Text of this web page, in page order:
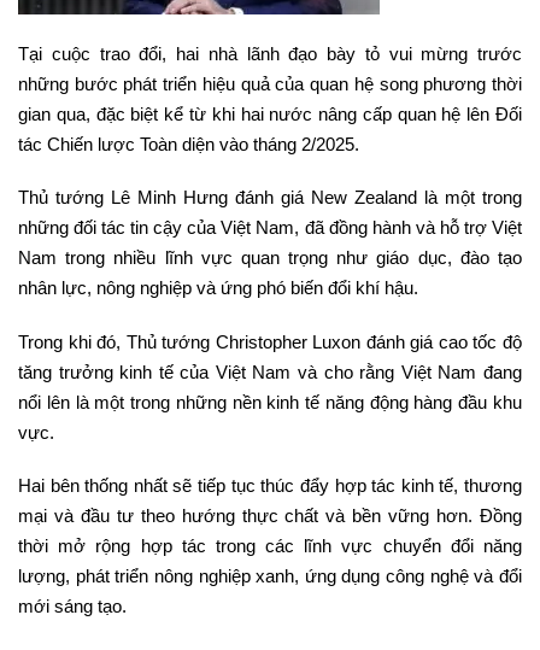
Tại cuộc trao đổi, hai nhà lãnh đạo bày tỏ vui mừng trước
những bước phát triển hiệu quả của quan hệ song phương thời
gian qua, đặc biệt kể từ khi hai nước nâng cấp quan hệ lên Đối
tác Chiến lược Toàn diện vào tháng 2/2025.
Thủ tướng Lê Minh Hưng đánh giá New Zealand là một trong
những đối tác tin cậy của Việt Nam, đã đồng hành và hỗ trợ Việt
Nam trong nhiều lĩnh vực quan trọng như giáo dục, đào tạo
nhân lực, nông nghiệp và ứng phó biến đổi khí hậu.
Trong khi đó, Thủ tướng Christopher Luxon đánh giá cao tốc độ
tăng trưởng kinh tế của Việt Nam và cho rằng Việt Nam đang
nổi lên là một trong những nền kinh tế năng động hàng đầu khu
vực.
Hai bên thống nhất sẽ tiếp tục thúc đẩy hợp tác kinh tế, thương
mại và đầu tư theo hướng thực chất và bền vững hơn. Đồng
thời mở rộng hợp tác trong các lĩnh vực chuyển đổi năng
lượng, phát triển nông nghiệp xanh, ứng dụng công nghệ và đổi
mới sáng tạo.